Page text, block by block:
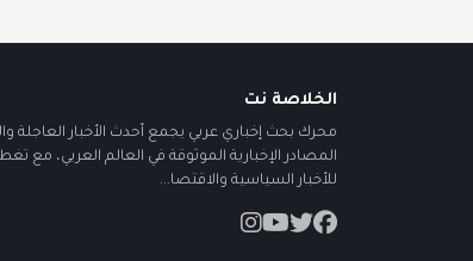
الخلاصة نت
محرك بحث إخباري عربي يجمع أحدث الأخبار العاجلة
المصادر الإخبارية الموثوقة في العالم العربي، مع
للأخبار السياسية والاقتصا...